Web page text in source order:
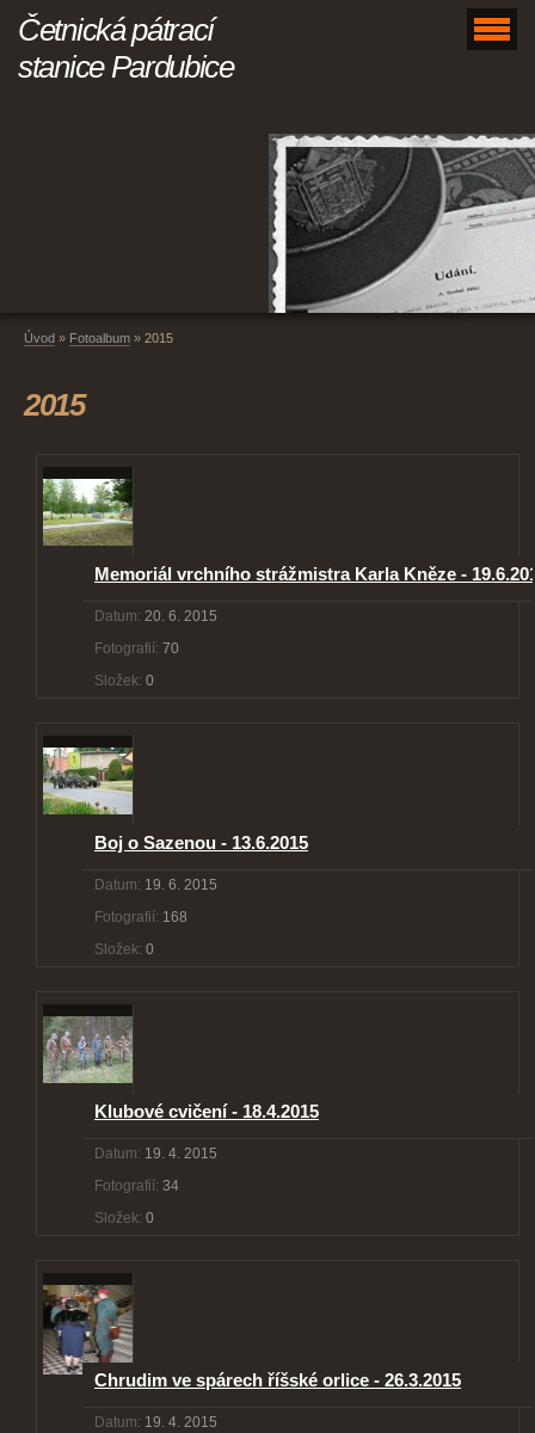
Četnická pátrací
stanice Pardubice
Úvod » Fotoalbum » 2015
2015
Memoriál vrchního strážmistra Karla Kněze -
Datum: 20. 6. 2015
Fotografií: 70
Složek: 0
Boj o Sazenou - 13.6.2015
Datum: 19. 6. 2015
Fotografií: 168
Složek: 0
Klubové cvičení - 18.4.2015
Datum: 19. 4. 2015
Fotografií: 34
Složek: 0
Chrudim ve spárech říšské orlice - 26.3.2015
Datum: 19. 4. 2015